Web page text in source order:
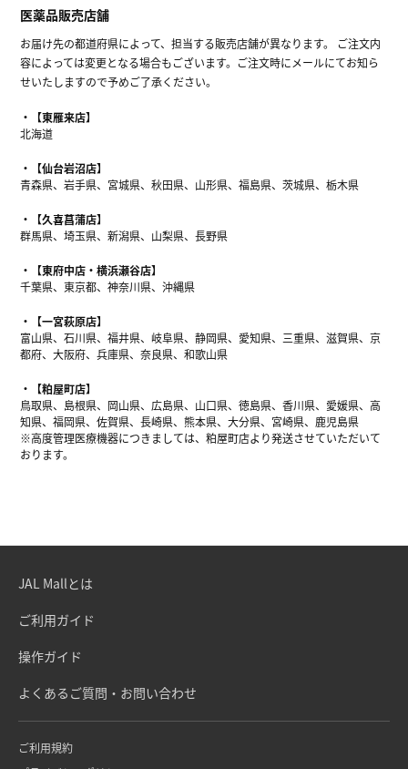
医薬品販売店舗
お届け先の都道府県によって、担当する販売店舗が異なります。 ご注文内
容によっては変更となる場合もございます。ご注文時にメールにてお知ら
せいたしますので予めご了承ください。
【東雁来店】
北海道
【仙台岩沼店】
青森県、岩手県、宮城県、秋田県、山形県、福島県、茨城県、栃木県
【久喜菖蒲店】
群馬県、埼玉県、新潟県、山梨県、長野県
【東府中店・横浜瀬谷店】
千葉県、東京都、神奈川県、沖縄県
【一宮萩原店】
富山県、石川県、福井県、岐阜県、静岡県、愛知県、三重県、滋賀県、京
都府、大阪府、兵庫県、奈良県、和歌山県
【粕屋町店】
鳥取県、島根県、岡山県、広島県、山口県、徳島県、香川県、愛媛県、高
知県、福岡県、佐賀県、長崎県、熊本県、大分県、宮崎県、鹿児島県
※高度管理医療機器につきましては、粕屋町店より発送させていただいて
おります。
JAL Mallとは
ご利用ガイド
操作ガイド
よくあるご質問・お問い合わせ
ご利用規約